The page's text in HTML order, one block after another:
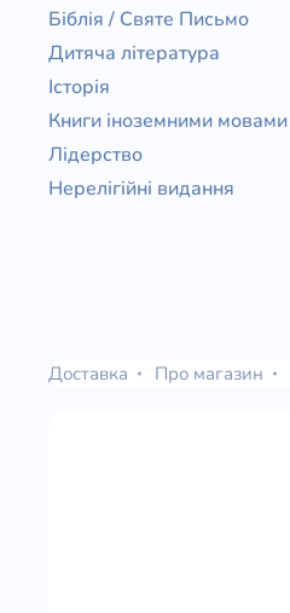
Біблія / Святе Письмо
Дитяча література
Історія
Книги іноземними мовами
Лідерство
Нерелігійні видання
Доставка Про магазин